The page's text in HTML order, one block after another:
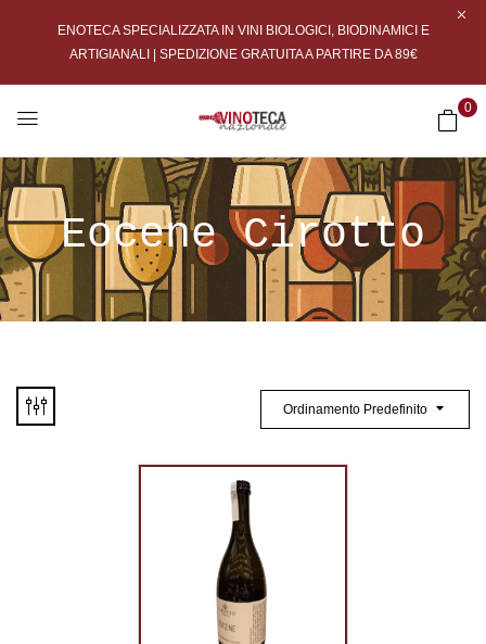
ENOTECA SPECIALIZZATA IN VINI BIOLOGICI, BIODINAMICI E
ARTIGIANALI | SPEDIZIONE GRATUITA A PARTIRE DA 89€
0
Eocene Cirotto
Ordinamento Predefinito